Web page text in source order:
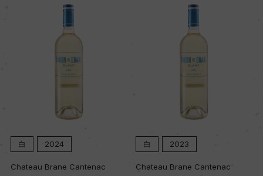
白 2024
Chateau Brane Cantenac
白 2023
Chateau Brane Cantenac